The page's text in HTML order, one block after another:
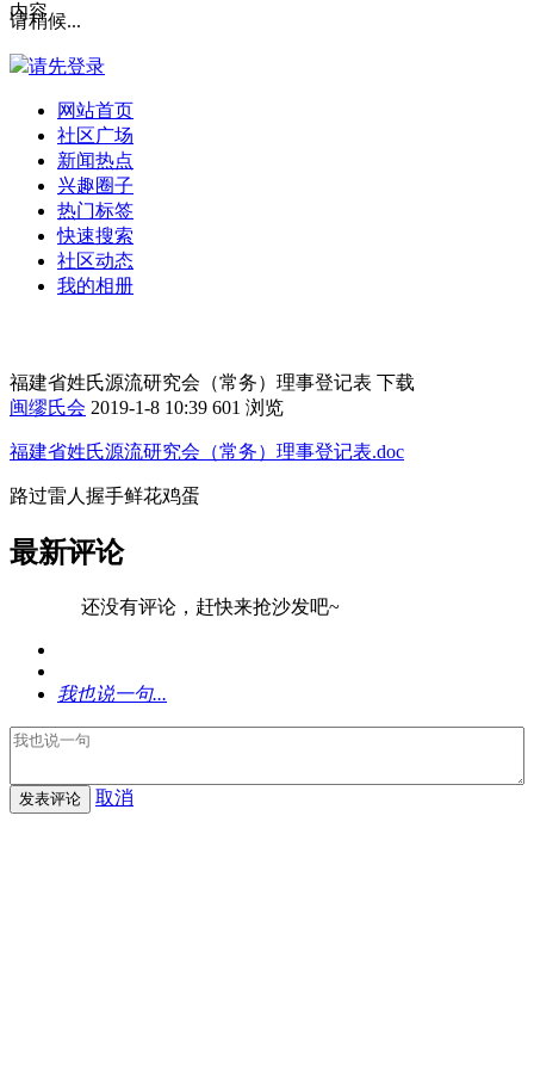
请稍候...
请先登录
网站首页
社区广场
新闻热点
兴趣圈子
热门标签
快速搜索
社区动态
我的相册
内容
福建省姓氏源流研究会（常务）理事登记表 下载
闽缪氏会 2019-1-8 10:39 601 浏览
福建省姓氏源流研究会（常务）理事登记表.doc
路过雷人 握手鲜花鸡蛋
最新评论
还没有评论，赶快来抢沙发吧~
我也说一句...
取消